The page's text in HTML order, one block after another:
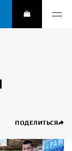
ПОДЕЛИТЬСЯ